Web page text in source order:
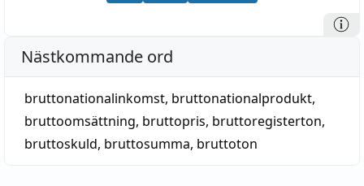
Nästkommande ord
bruttonationalinkomst, bruttonationalprodukt,
bruttoomsättning, bruttopris, bruttoregisterton,
bruttoskuld, bruttosumma, bruttoton